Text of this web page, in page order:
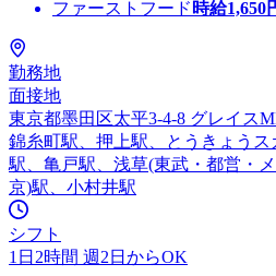
ファーストフード 時給1,650
勤務地
面接地
東京都墨田区太平3-4-8 グレイス
錦糸町駅、押上駅、とうきょう
駅、亀戸駅、浅草(東武・都営・
京)駅、小村井駅
シフト
1日2時間 週2日からOK